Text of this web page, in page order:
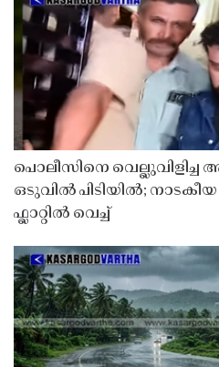
പൊലീസിനെ
ഒടുവിൽ പിടിയിൽ;
ഫ്ലാറ്റിൽ വെച്ച്